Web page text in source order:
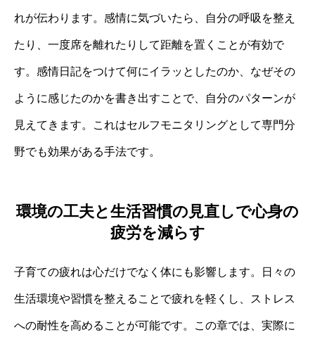
れが伝わります。感情に気づいたら、自分の呼吸を整え
たり、一度席を離れたりして距離を置くことが有効で
す。感情日記をつけて何にイラッとしたのか、なぜその
ように感じたのかを書き出すことで、自分のパターンが
見えてきます。これはセルフモニタリングとして専門分
野でも効果がある手法です。
環境の工夫と生活習慣の見直しで心身の
疲労を減らす
子育ての疲れは心だけでなく体にも影響します。日々の
生活環境や習慣を整えることで疲れを軽くし、ストレス
への耐性を高めることが可能です。この章では、実際に